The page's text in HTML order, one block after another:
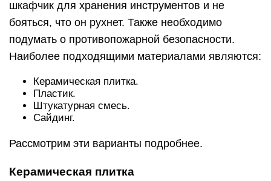
шкафчик для хранения инструментов и не
бояться, что он рухнет. Также необходимо
подумать о противопожарной безопасности.
Наиболее подходящими материалами являются:
Керамическая плитка.
Пластик.
Штукатурная смесь.
Сайдинг.
Рассмотрим эти варианты подробнее.
Керамическая плитка